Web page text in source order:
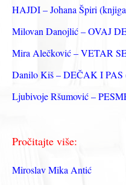
з
а
HAJDI – Johana Špiri
Milovan Danojlić – OVAJ
Mira Alečković – VETAR
Danilo Kiš – DEČAK I PAS
Ljubivoje Ršumović –
Pročitajte više:
Miroslav Mika Antić